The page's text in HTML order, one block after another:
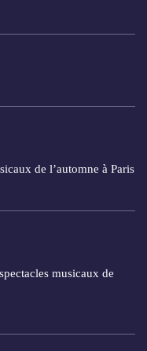
de l’automne à Paris
musicaux de